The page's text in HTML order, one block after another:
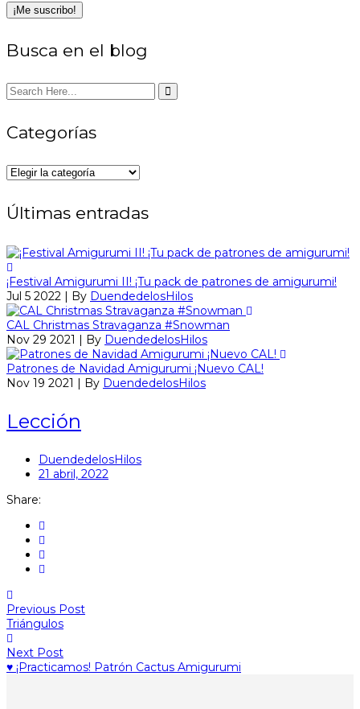
Busca en el blog
Categorías
Categorías
Últimas entradas
¡Festival Amigurumi II! ¡Tu pack de patrones de amigurumi!
Jul 5 2022 | By DuendedelosHilos
CAL Christmas Stravaganza #Snowman
Nov 29 2021 | By DuendedelosHilos
Patrones de Navidad Amigurumi ¡Nuevo CAL!
Nov 19 2021 | By DuendedelosHilos
Lección
DuendedelosHilos
21 abril, 2022
Share:
Previous Post
Triángulos
Next Post
♥ ¡Practicamos! Patrón Cactus Amigurumi